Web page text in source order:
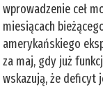
wprowadzenie ceł
miesiącach
amerykańskiego
za maj, gdy już
wskazują, że deficyt